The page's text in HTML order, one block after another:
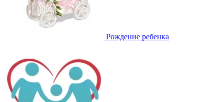
Рождение ребенка